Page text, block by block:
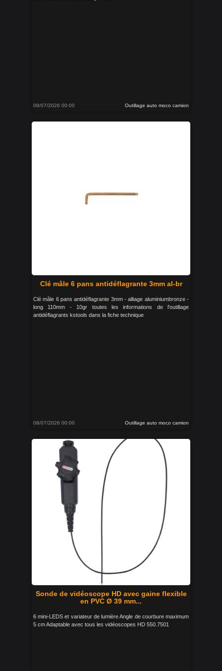
08/07/2026 00:00 Outillage auto moco camion
Clé mâle 6 pans antidéflagrante 3mm al-br
Clé mâle 6 pans antidéflagrante 3mm - alliage aluminiumbronze -
long 110mm - 10gr toutes les informations de l'outillage
antidéflagrants kstools dans la fiche technique
08/07/2026 00:00 Outillage auto moco camion
Sonde de vidéoscope HD avec gaine flexible
en PVC Ø 39 mm...
6 mini-LEDS et variateur de lumière Angle de courbure maximum
5 cm Adaptable avec tous les vidéoscopes HD 550.7501